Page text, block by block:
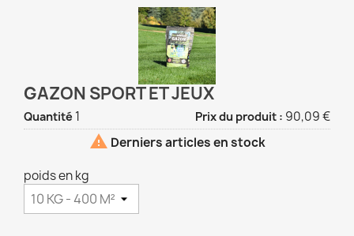
GAZON SPORT ET JEUX
Quantité 1 Prix du produit : 90,09 €
 Derniers articles en stock
poids en kg